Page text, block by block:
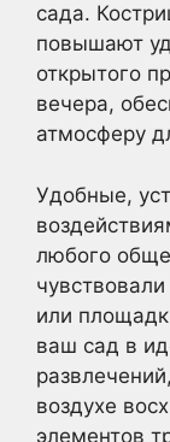
сада.
повышают
открытого
вечера,
атмосферу
Удобные,
любого
или
ваш сад в
воздухе
элементов